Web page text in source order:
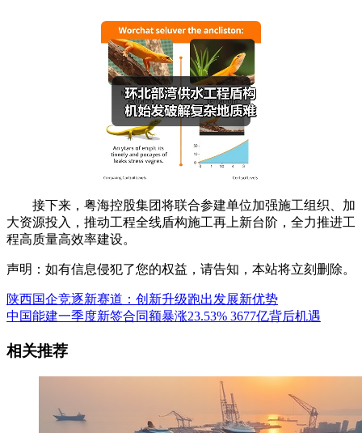
接下来，粤海控股集团将联合参建单位加强施工组织、加
大资源投入，推动工程全线盾构施工再上新台阶，全力推进工
程高质量高效率建设。
声明：如有信息侵犯了您的权益，请告知，本站将立刻删除。
陕西国企竞逐新赛道：创新升级跑出发展新优势
中国能建一季度新签合同额暴涨23.53% 3677亿背后机遇
相关推荐